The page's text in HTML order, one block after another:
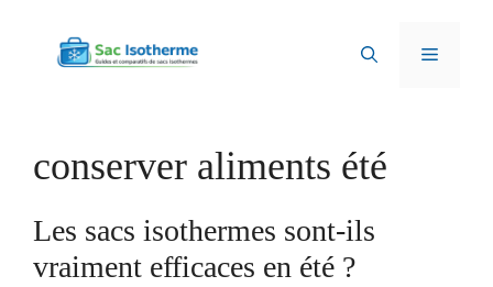
contenu
Menu
conserver aliments été
Les sacs isothermes sont-ils
vraiment efficaces en été ?